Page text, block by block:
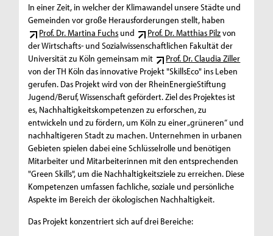
In einer Zeit, in welcher der Klimawandel unsere Städte und
Gemeinden vor große Herausforderungen stellt, haben
Prof. Dr. Martina Fuchs und Prof. Dr. Matthias Pilzvon
der Wirtschafts- und Sozialwissenschaftlichen Fakultät der
Universität zu Köln gemeinsam mit
Prof. Dr. Claudia Ziller
von der TH Köln das innovative Projekt "SkillsEco" ins Leben
gerufen. Das Projekt wird von der RheinEnergieStiftung
Jugend/Beruf, Wissenschaft gefördert. Ziel des Projektes ist
es, Nachhaltigkeitskompetenzen zu erforschen, zu
entwickeln und zu fördern, um Köln zu einer „grüneren“ und
nachhaltigeren Stadt zu machen. Unternehmen in urbanen
Gebieten spielen dabei eine Schlüsselrolle und benötigen
Mitarbeiter und Mitarbeiterinnen mit den entsprechenden
"Green Skills", um die Nachhaltigkeitsziele zu erreichen. Diese
Kompetenzen umfassen fachliche, soziale und persönliche
Aspekte im Bereich der ökologischen Nachhaltigkeit.
Das Projekt konzentriert sich auf drei Bereiche: